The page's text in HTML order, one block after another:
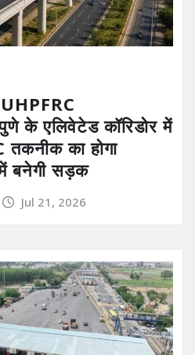
एलिवेटेड कॉरिडोर में
तकनीक का होगा
बनेगी सड़क
Jul 21, 2026